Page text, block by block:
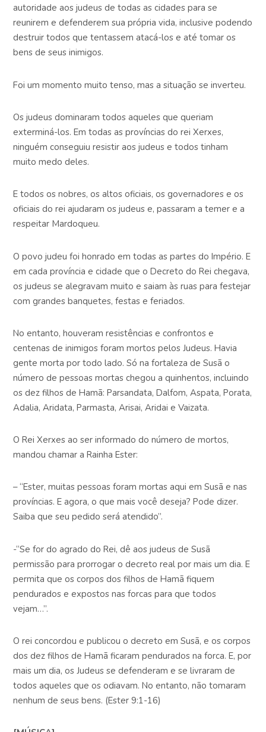
autoridade aos judeus de todas as cidades para se
reunirem e defenderem sua própria vida, inclusive podendo
destruir todos que tentassem atacá-los e até tomar os
bens de seus inimigos.
Foi um momento muito tenso, mas a situação se inverteu.
Os judeus dominaram todos aqueles que queriam
exterminá-los. Em todas as províncias do rei Xerxes,
ninguém conseguiu resistir aos judeus e todos tinham
muito medo deles.
E todos os nobres, os altos oficiais, os governadores e os
oficiais do rei ajudaram os judeus e, passaram a temer e a
respeitar Mardoqueu.
O povo judeu foi honrado em todas as partes do Império. E
em cada província e cidade que o Decreto do Rei chegava,
os judeus se alegravam muito e saiam às ruas para festejar
com grandes banquetes, festas e feriados.
No entanto, houveram resistências e confrontos e
centenas de inimigos foram mortos pelos Judeus. Havia
gente morta por todo lado. Só na fortaleza de Susã o
número de pessoas mortas chegou a quinhentos, incluindo
os dez filhos de Hamã: Parsandata, Dalfom, Aspata, Porata,
Adalia, Aridata, Parmasta, Arisai, Aridai e Vaizata.
O Rei Xerxes ao ser informado do número de mortos,
mandou chamar a Rainha Ester:
– “Ester, muitas pessoas foram mortas aqui em Susã e nas
províncias. E agora, o que mais você deseja? Pode dizer.
Saiba que seu pedido será atendido”.
-“Se for do agrado do Rei, dê aos judeus de Susã
permissão para prorrogar o decreto real por mais um dia. E
permita que os corpos dos filhos de Hamã fiquem
pendurados e expostos nas forcas para que todos
vejam…”.
O rei concordou e publicou o decreto em Susã, e os corpos
dos dez filhos de Hamã ficaram pendurados na forca. E, por
mais um dia, os Judeus se defenderam e se livraram de
todos aqueles que os odiavam. No entanto, não tomaram
nenhum de seus bens. (Ester 9:1-16)